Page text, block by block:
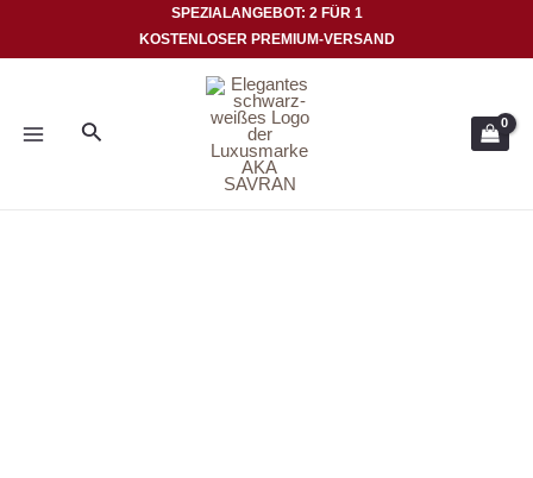
SPEZIALANGEBOT: 2 FÜR 1
KOSTENLOSER PREMIUM-VERSAND
Suche